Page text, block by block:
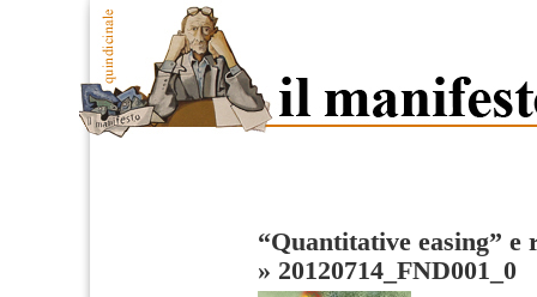
“Quantitative easing” e
» 20120714_FND001_0